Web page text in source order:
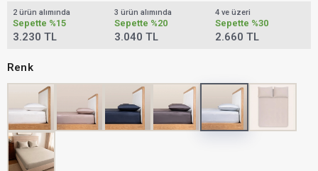
2 ürün alımında
Sepette %15
3.230 TL
3 ürün alımında
Sepette %20
3.040 TL
4 ve üzeri
Sepette %30
2.660 TL
Renk